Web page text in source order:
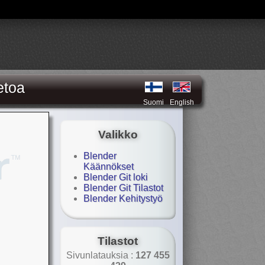
Suomi English
Valikko
Blender
Käännökset
Blender Git loki
Blender Git Tilastot
Blender Kehitystyö
Tilastot
Sivunlatauksia : 127 455